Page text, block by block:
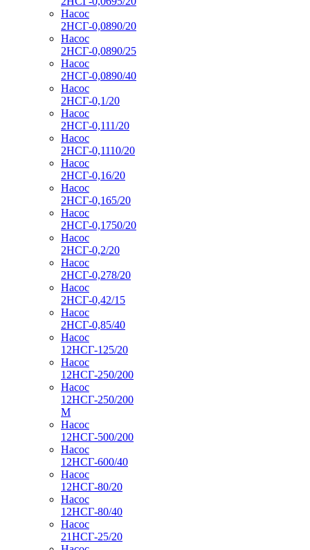
Насос
2НСГ-0,0890/20
Насос
2НСГ-0,0890/25
Насос
2НСГ-0,0890/40
Насос
2НСГ-0,1/20
Насос
2НСГ-0,111/20
Насос
2НСГ-0,1110/20
Насос
2НСГ-0,16/20
Насос
2НСГ-0,165/20
Насос
2НСГ-0,1750/20
Насос
2НСГ-0,2/20
Насос
2НСГ-0,278/20
Насос
2НСГ-0,42/15
Насос
2НСГ-0,85/40
Насос
12НСГ-125/20
Насос
12НСГ-250/200
Насос
12НСГ-250/200
М
Насос
12НСГ-500/200
Насос
12НСГ-600/40
Насос
12НСГ-80/20
Насос
12НСГ-80/40
Насос
21НСГ-25/20